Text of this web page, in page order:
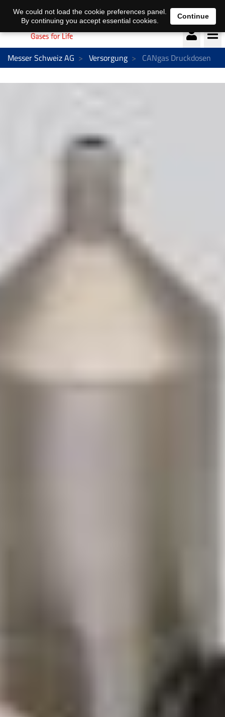
Deutsch français
Messer Schweiz AG Versorgung CANgas Druckdosen
We could not load the cookie preferences panel.
By continuing you accept essential cookies.
Continue